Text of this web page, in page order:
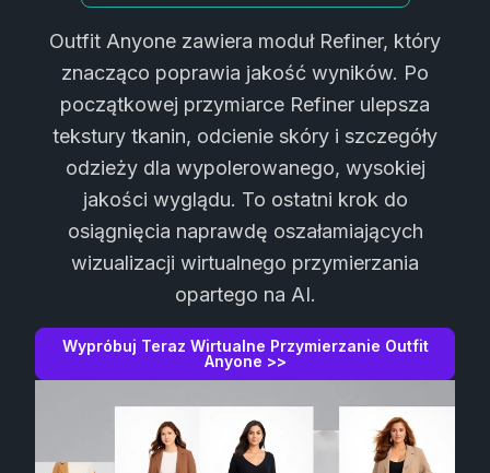
Outfit Anyone zawiera moduł Refiner, który
znacząco poprawia jakość wyników. Po
początkowej przymiarce Refiner ulepsza
tekstury tkanin, odcienie skóry i szczegóły
odzieży dla wypolerowanego, wysokiej
jakości wyglądu. To ostatni krok do
osiągnięcia naprawdę oszałamiających
wizualizacji wirtualnego przymierzania
opartego na AI.
Wypróbuj Teraz Wirtualne Przymierzanie Outfit
Anyone >>